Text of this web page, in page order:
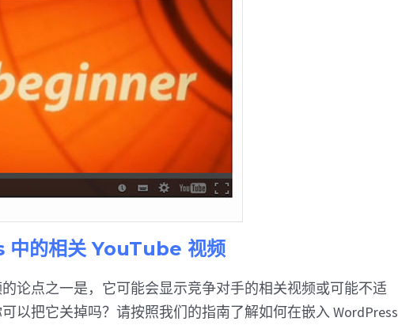
的相关 YouTube 视频
的论点之一是，它可能会显示竞争对手的相关视频或可能不适
以把它关掉吗？请按照我们的指南了解如何在嵌入 WordPress